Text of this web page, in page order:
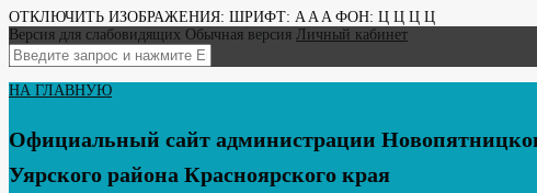
ОТКЛЮЧИТЬ ИЗОБРАЖЕНИЯ: ШРИФТ: A A A ФОН: Ц Ц Ц Ц
Версия для слабовидящих Обычная версия Личный кабинет
НА ГЛАВНУЮ
Официальный сайт администрации
Уярского района Красноярского края